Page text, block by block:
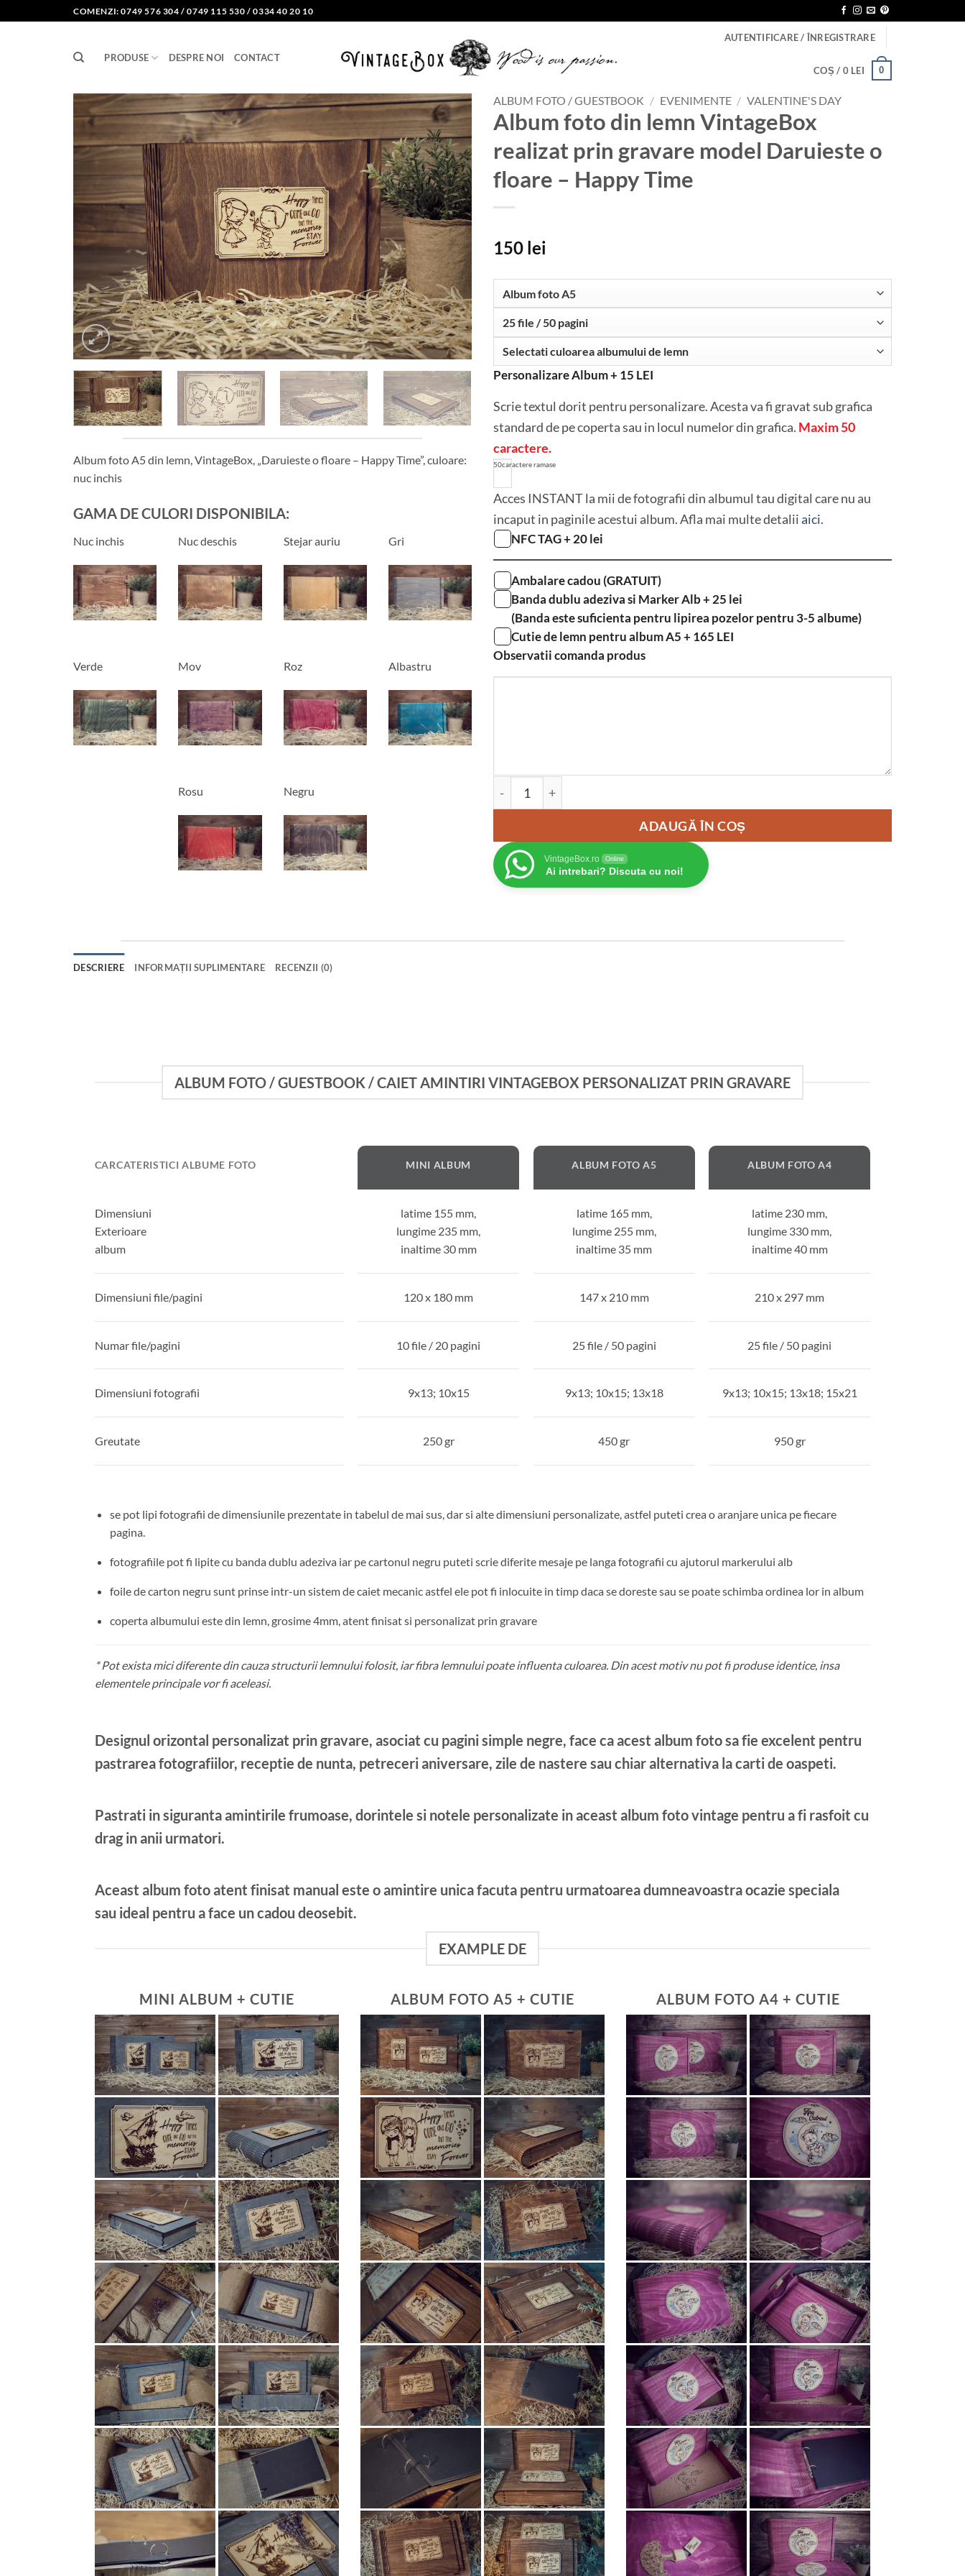
to
COMENZI: 0749 576 304 / 0749 115 530 / 0334 40 20 10
PRODUSE DESPRE NOI CONTACT
AUTENTIFICARE / ÎNREGISTRARE
COȘ / 0 LEI 0
Adauga
in lista
de
dorinte
Album foto A5 din lemn, VintageBox, „Daruieste o floare – Happy Time”, culoare:
nuc inchis
GAMA DE CULORI DISPONIBILA:
Nuc inchis Nuc deschis Stejar auriu Gri
Verde Mov Roz Albastru
Rosu Negru
ALBUM FOTO / GUESTBOOK / EVENIMENTE / VALENTINE'S DAY
Album foto din lemn VintageBox
realizat prin gravare model Daruieste o
floare – Happy Time
150 lei
Personalizare Album + 15 LEI
Scrie textul dorit pentru personalizare. Acesta va fi gravat sub grafica
standard de pe coperta sau in locul numelor din grafica. Maxim 50
caractere.
50caractere ramase
Acces INSTANT la mii de fotografii din albumul tau digital care nu au
incaput in paginile acestui album. Afla mai multe detaliiaici.
NFC TAG + 20 lei
Ambalare cadou (GRATUIT)
Banda dublu adeziva si Marker Alb + 25 lei
(Banda este suficienta pentru lipirea pozelor pentru 3-5 albume)
Cutie de lemn pentru album A5 + 165 LEI
Observatii comanda produs
Cantitate Album foto din lemn VintageBox realizat prin gravare model Daruieste o
ADAUGĂ ÎN COȘ
VintageBox.ro Online
Ai intrebari? Discuta cu noi!
DESCRIERE INFORMAȚII SUPLIMENTARE RECENZII (0)
ALBUM FOTO / GUESTBOOK / CAIET AMINTIRI VINTAGEBOX PERSONALIZAT PRIN GRAVARE
CARCATERISTICI ALBUME FOTO
Dimensiuni
Exterioare
album
Dimensiuni file/pagini
Numar file/pagini
Dimensiuni fotografii
Greutate
MINI ALBUM
latime 155 mm,
lungime 235 mm,
inaltime 30 mm
120 x 180 mm
10 file / 20 pagini
9x13; 10x15
250 gr
ALBUM FOTO A5
latime 165 mm,
lungime 255 mm,
inaltime 35 mm
147 x 210 mm
25 file / 50 pagini
9x13; 10x15; 13x18
450 gr
ALBUM FOTO A4
latime 230 mm,
lungime 330 mm,
inaltime 40 mm
210 x 297 mm
25 file / 50 pagini
9x13; 10x15; 13x18; 15x21
950 gr
se pot lipi fotografii de dimensiunile prezentate in tabelul de mai sus, dar si alte dimensiuni personalizate, astfel puteti crea o aranjare unica pe fiecare
pagina.
fotografiile pot fi lipite cu banda dublu adeziva iar pe cartonul negru puteti scrie diferite mesaje pe langa fotografii cu ajutorul markerului alb
foile de carton negru sunt prinse intr-un sistem de caiet mecanic astfel ele pot fi inlocuite in timp daca se doreste sau se poate schimba ordinea lor in album
coperta albumului este din lemn, grosime 4mm, atent finisat si personalizat prin gravare
* Pot exista mici diferente din cauza structurii lemnului folosit, iar fibra lemnului poate influenta culoarea. Din acest motiv nu pot fi produse identice, insa
elementele principale vor fi aceleasi.
Designul orizontal personalizat prin gravare, asociat cu pagini simple negre, face ca acest album foto sa fie excelent pentru
pastrarea fotografiilor, receptie de nunta, petreceri aniversare, zile de nastere sau chiar alternativa la carti de oaspeti.
Pastrati in siguranta amintirile frumoase, dorintele si notele personalizate in aceast album foto vintage pentru a fi rasfoit cu
drag in anii urmatori.
Aceast album foto atent finisat manual este o amintire unica facuta pentru urmatoarea dumneavoastra ocazie speciala
sau ideal pentru a face un cadou deosebit.
EXAMPLE DE
MINI ALBUM + CUTIE ALBUM FOTO A5 + CUTIE ALBUM FOTO A4 + CUTIE